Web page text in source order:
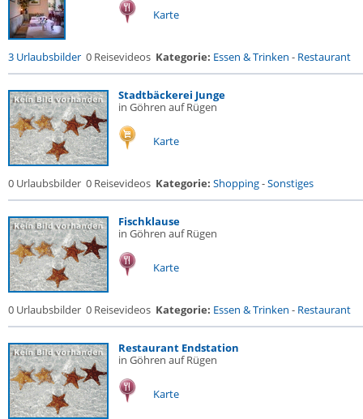
Karte
3 Urlaubsbilder 0 Reisevideos Kategorie: Essen & Trinken - Restaurant
Stadtbäckerei Junge
in Göhren auf Rügen
Karte
0 Urlaubsbilder 0 Reisevideos Kategorie: Shopping-Sonstiges
Fischklause
in Göhren auf Rügen
Karte
0 Urlaubsbilder 0 Reisevideos Kategorie: Essen & Trinken - Restaurant
Restaurant Endstation
in Göhren auf Rügen
Karte